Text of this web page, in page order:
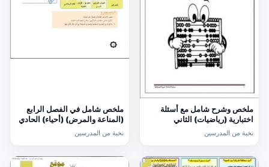
ملخص وشرح شامل مع أسئلة
اختبارية (رياضيات) الثاني
نخبة من المدرسين
ملخص شامل في الفصل الرابع
(المناعة والمرض) (أحياء) الحادي
نخبة من المدرسين